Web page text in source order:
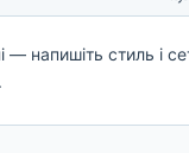
— напишіть стиль і